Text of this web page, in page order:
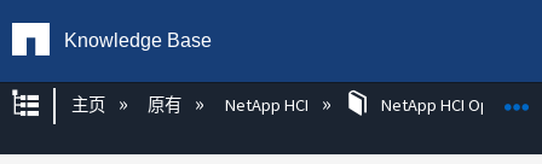
Knowledge Base
扩展/隐缩全局层次
主页 原有 NetApp HCI NetApp HCI